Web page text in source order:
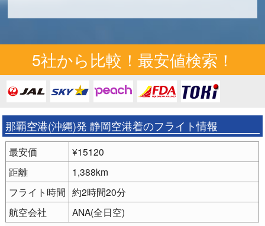
5社から比較！最安値検索！
那覇空港(沖縄)発 静岡空港着のフライト情報
最安価
¥15120
距離
1,388km
フライト時間 約2時間20分
航空会社
ANA(全日空)